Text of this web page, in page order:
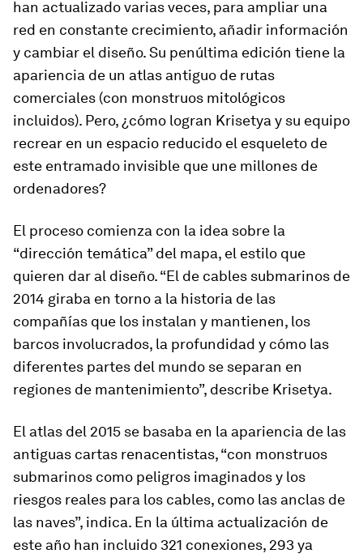
han actualizado varias veces, para ampliar una
red en constante crecimiento, añadir información
y cambiar el diseño. Su penúltima edición tiene la
apariencia de un atlas antiguo de rutas
comerciales (con monstruos mitológicos
incluidos). Pero, ¿cómo logran Krisetya y su equipo
recrear en un espacio reducido el esqueleto de
este entramado invisible que une millones de
ordenadores?
El proceso comienza con la idea sobre la
“dirección temática” del mapa, el estilo que
quieren dar al diseño. “El de cables submarinos de
2014 giraba en torno a la historia de las
compañías que los instalan y mantienen, los
barcos involucrados, la profundidad y cómo las
diferentes partes del mundo se separan en
regiones de mantenimiento”, describe Krisetya.
El atlas del 2015 se basaba en la apariencia de las
antiguas cartas renacentistas, “con monstruos
submarinos como peligros imaginados y los
riesgos reales para los cables, como las anclas de
las naves”, indica. En la última actualización de
este año han incluido 321 conexiones, 293 ya